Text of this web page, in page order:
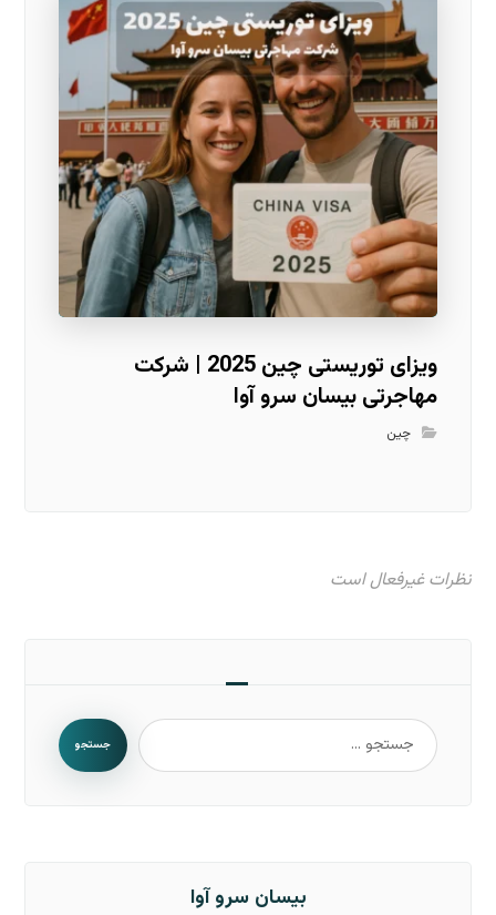
ویزای توریستی چین 2025 | شرکت
مهاجرتی بیسان سرو آوا
چین
نظرات غیرفعال است
جستجو
بیسان سرو آوا